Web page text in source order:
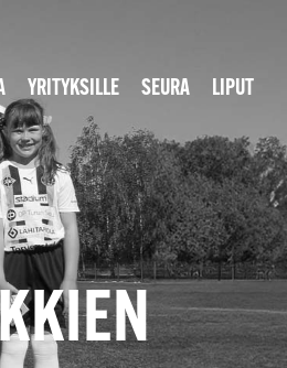
YRITYKSILLE SEURA LIPUT